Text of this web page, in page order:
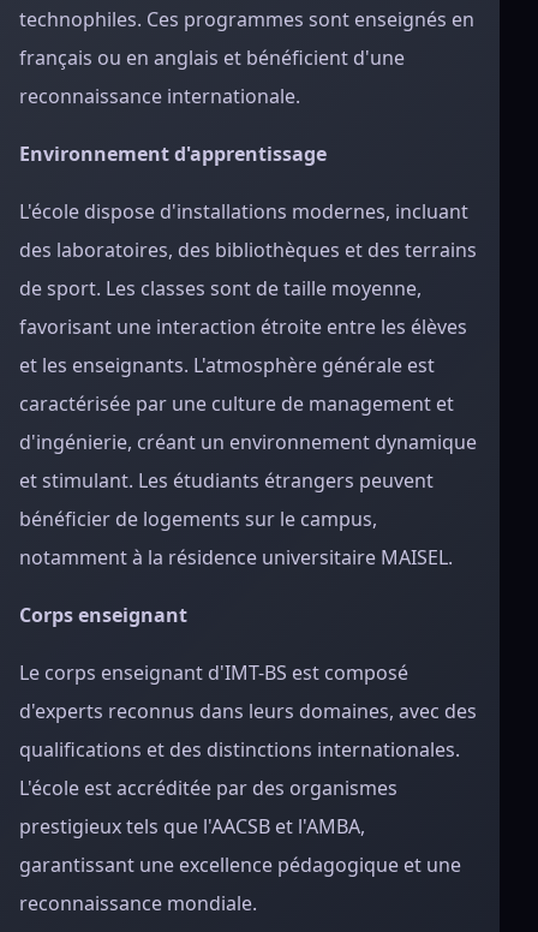
technophiles. Ces programmes sont enseignés en
français ou en anglais et bénéficient d'une
reconnaissance internationale.
Environnement d'apprentissage
L'école dispose d'installations modernes, incluant
des laboratoires, des bibliothèques et des terrains
de sport. Les classes sont de taille moyenne,
favorisant une interaction étroite entre les élèves
et les enseignants. L'atmosphère générale est
caractérisée par une culture de management et
d'ingénierie, créant un environnement dynamique
et stimulant. Les étudiants étrangers peuvent
bénéficier de logements sur le campus,
notamment à la résidence universitaire MAISEL.
Corps enseignant
Le corps enseignant d'IMT-BS est composé
d'experts reconnus dans leurs domaines, avec des
qualifications et des distinctions internationales.
L'école est accréditée par des organismes
prestigieux tels que l'AACSB et l'AMBA,
garantissant une excellence pédagogique et une
reconnaissance mondiale.